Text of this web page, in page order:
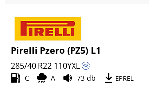
Pirelli Pzero (PZ5) L1
285/40 R22 110YXL
C A 73 db EPREL